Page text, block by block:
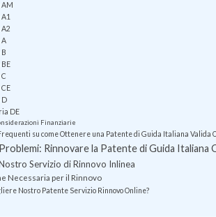
A1
A
D
DE
Finanziarie
su come Ottenere una Patente di Guida Italiana Valida
Rinnovare la Patente di Guida Italiana
Servizio di Rinnovo Inlinea
Necessaria per il Rinnovo
Nostro Patente Servizio Rinnovo Online?